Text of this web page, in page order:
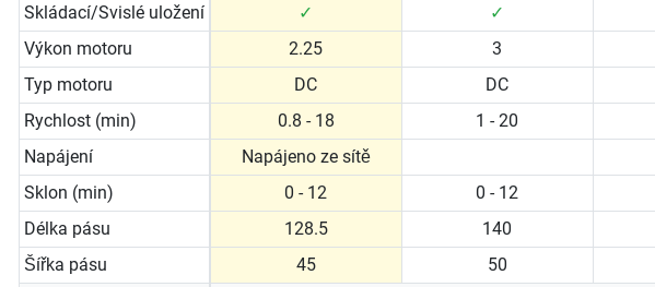
Skládací/Svislé uložení
✓ ✓
Výkon motoru
2.25 3
Typ motoru
DC DC
Rychlost (min)
0.8 - 18 1 - 20
Napájení
Napájeno ze sítě
Sklon (min)
0 - 12 0 - 12
Délka pásu
128.5 140
Šířka pásu
45 50